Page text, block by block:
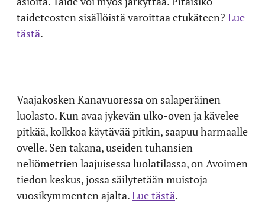
taideteosten sisällöistä varoittaa etukäteen? Lue
tästä.
Vaajakosken Kanavuoressa on salaperäinen
luolasto. Kun avaa jykevän ulko-oven ja kävelee
pitkää, kolkkoa käytävää pitkin, saapuu harmaalle
ovelle. Sen takana, useiden tuhansien
neliömetrien laajuisessa luolatilassa, on Avoimen
tiedon keskus, jossa säilytetään muistoja
vuosikymmenten ajalta.Lue tästä.